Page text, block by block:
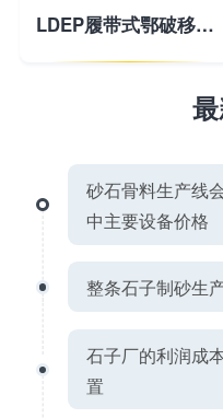
LDEP履带式鄂破移动破碎站
砂石骨料生产线
中主要设备价格
整条石子制砂生
石子厂的利润成
置